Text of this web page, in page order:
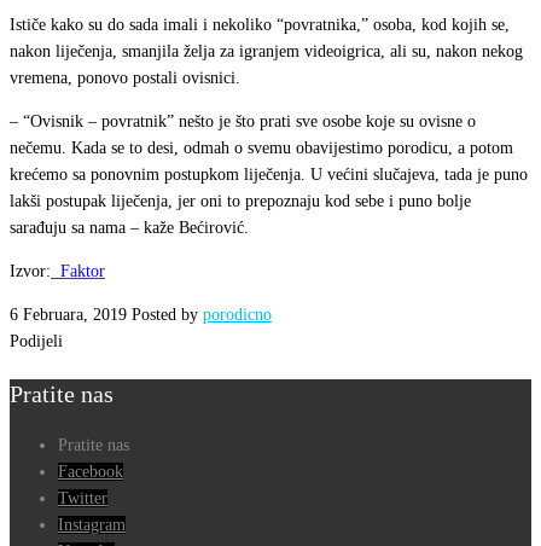
Ističe kako su do sada imali i nekoliko “povratnika,” osoba, kod kojih se,
nakon liječenja, smanjila želja za igranjem videoigrica, ali su, nakon nekog
vremena, ponovo postali ovisnici.
– “Ovisnik – povratnik” nešto je što prati sve osobe koje su ovisne o
nečemu. Kada se to desi, odmah o svemu obavijestimo porodicu, a potom
krećemo sa ponovnim postupkom liječenja. U većini slučajeva, tada je puno
lakši postupak liječenja, jer oni to prepoznaju kod sebe i puno bolje
sarađuju sa nama – kaže Bećirović.
Izvor: Faktor
6 Februara, 2019 Posted by porodicno
Podijeli
Pratite nas
Pratite nas
Facebook
Twitter
Instagram